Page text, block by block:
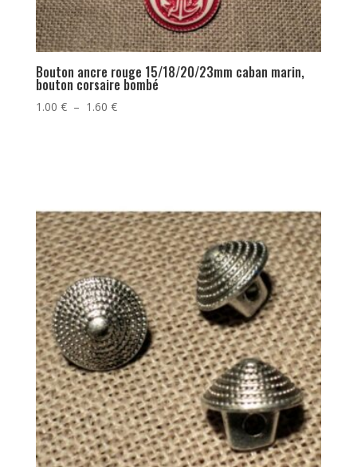
Bouton ancre rouge 15/18/20/23mm caban marin,
bouton corsaire bombé
1.00 € – 1.60 €Plage